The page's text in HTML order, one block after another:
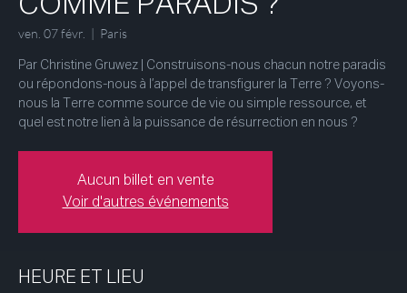
ven. 07 févr.
  |
Paris
Par Christine Gruwez | Construisons-nous chacun notre paradis
ou répondons-nous à l’appel de transfigurer la Terre ? Voyons-
nous la Terre comme source de vie ou simple ressource, et
quel est notre lien à la puissance de résurrection en nous ?
Aucun billet en vente
Voir d'autres événements
HEURE ET LIEU